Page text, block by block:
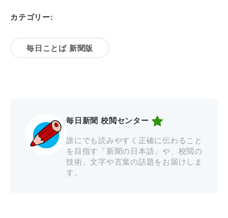
カテゴリー:
毎日ことば 新聞版
毎日新聞 校閲センター
誰にでも読みやすく正確に伝わること
を目指す「新聞の日本語」や、校閲の
技術、文字や言葉の話題をお届けしま
す。